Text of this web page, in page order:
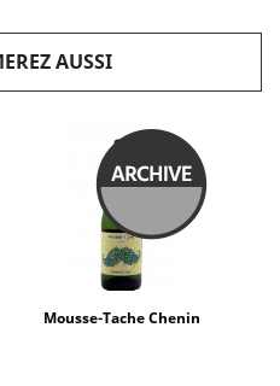
AUSSI
Mousse-Tache Chenin